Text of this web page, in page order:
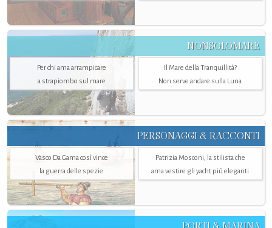
NONSOLOMARE
Per chi ama arrampicare
a strapiombo sul mare
Il Mare della Tranquillità?
Non serve andare sulla Luna
PERSONAGGI & RACCONTI
Vasco Da Gama così vince
la guerra delle spezie
Patrizia Mosconi, la stilista che
ama vestire gli yacht più eleganti